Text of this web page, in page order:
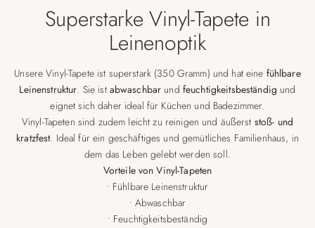
Superstarke Vinyl-Tapete in
Leinenoptik
Unsere Vinyl-Tapete ist superstark (350 Gramm) und hat eine fühlbare
Leinenstruktur. Sie ist abwaschbar und feuchtigkeitsbeständig und
eignet sich daher ideal für Küchen und Badezimmer.
Vinyl-Tapeten sind zudem leicht zu reinigen und äußerst stoß- und
kratzfest. Ideal für ein geschäftiges und gemütliches Familienhaus, in
dem das Leben gelebt werden soll.
Vorteile von Vinyl-Tapeten
• Fühlbare Leinenstruktur
• Abwaschbar
• Feuchtigkeitsbeständig